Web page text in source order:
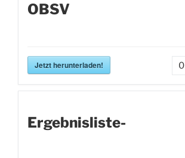
OBSV
Jetzt herunterladen! 0
Ergebnisliste-